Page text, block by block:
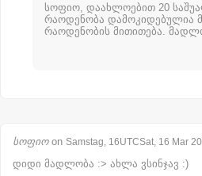
სოფიო, დაახლოებით 20
რაოდენობა დამოკიდებულია
რაოდენობის მითითება.
სოფიოon Samstag, 16UTCSat, 16 Mar
დიდი მადლობა :> ახლა ვსინჯავ :)